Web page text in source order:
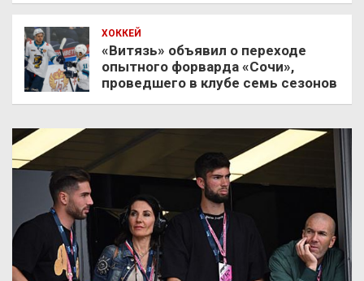
ХОККЕЙ
«Витязь» объявил о переходе
опытного форварда «Сочи»,
проведшего в клубе семь сезонов